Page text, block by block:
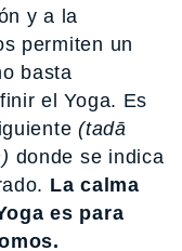
y a la
permiten un
basta
el Yoga. Es
(tadā
donde se indica
La calma
es para